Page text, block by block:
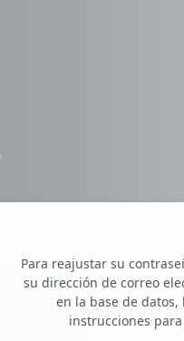
Para reajustar su
su dirección de correo
en la base de
instrucciones